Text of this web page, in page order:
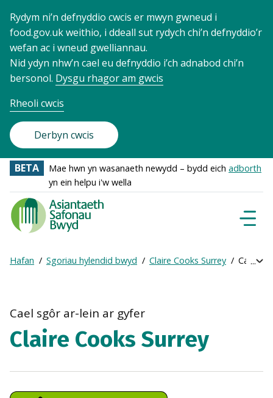
Rydym ni’n defnyddio cwcis er mwyn gwneud i
food.gov.uk weithio, i ddeall sut rydych chi’n defnyddio’r
wefan ac i wneud gwelliannau.
Nid ydyn nhw’n cael eu defnyddio i’ch adnabod chi’n
bersonol. Dysgu rhagor am gwcis
Rheoli cwcis
Derbyn cwcis
BETA Mae hwn yn wasanaeth newydd – bydd eich adborth
yn ein helpu i'w wella
Food
Standards
Agency
Frontpage
Breadcrumb
Hafan Sgoriau hylendid bwyd Claire Cooks Surrey Cael
Cael sgôr ar-lein ar gyfer
Claire Cooks Surrey